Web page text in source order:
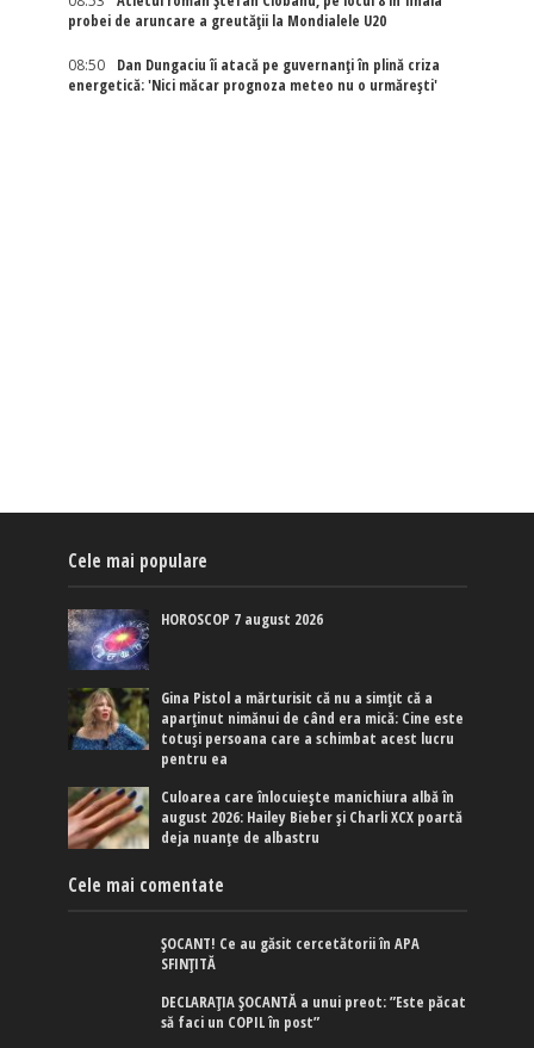
probei de aruncare a greutății la Mondialele U20
08:50
Dan Dungaciu îi atacă pe guvernanți în plină criza
energetică: 'Nici măcar prognoza meteo nu o urmărești'
Cele mai populare
HOROSCOP 7 august 2026
Gina Pistol a mărturisit că nu a simțit că a
aparținut nimănui de când era mică: Cine este
totuși persoana care a schimbat acest lucru
pentru ea
Culoarea care înlocuiește manichiura albă în
august 2026: Hailey Bieber și Charli XCX poartă
deja nuanțe de albastru
Cele mai comentate
ȘOCANT! Ce au găsit cercetătorii în APA
SFINȚITĂ
DECLARAȚIA ȘOCANTĂ a unui preot: ”Este păcat
să faci un COPIL în post”